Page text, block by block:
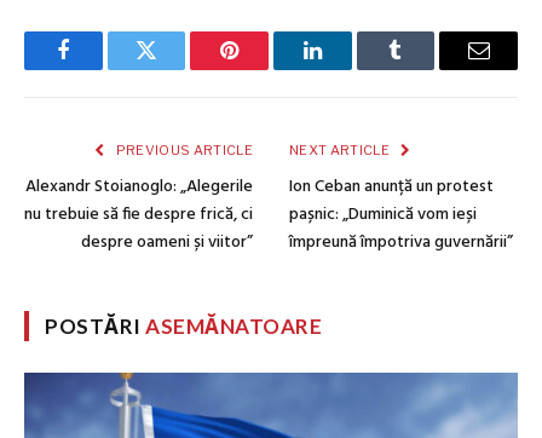
FacebookTwitter Pinterest LinkedInTumblr Email
PREVIOUS ARTICLE
Alexandr Stoianoglo: „Alegerile
nu trebuie să fie despre frică, ci
despre oameni și viitor”
NEXT ARTICLE
Ion Ceban anunță un protest
pașnic: „Duminică vom ieși
împreună împotriva guvernării”
POSTĂRIASEMĂNATOARE